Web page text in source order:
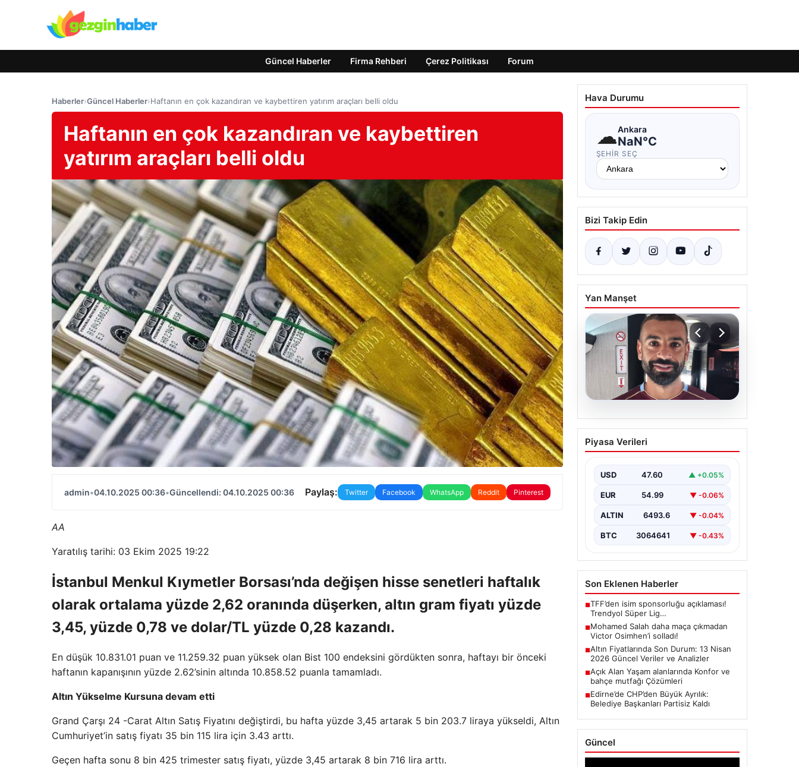
Güncel Haberler Firma Rehberi Çerez Politikası Forum
Haberler›Güncel Haberler›Haftanın en çok kazandıran ve kaybettiren yatırım araçları belli oldu
Haftanın en çok kazandıran ve kaybettiren
yatırım araçları belli oldu
admin•04.10.2025 00:36•Güncellendi: 04.10.2025 00:36 Paylaş: Twitter Facebook WhatsApp Reddit Pinterest
AA
Yaratılış tarihi: 03 Ekim 2025 19:22
İstanbul Menkul Kıymetler Borsası’nda değişen hisse senetleri haftalık
olarak ortalama yüzde 2,62 oranında düşerken, altın gram fiyatı yüzde
3,45, yüzde 0,78 ve dolar/TL yüzde 0,28 kazandı.
En düşük 10.831.01 puan ve 11.259.32 puan yüksek olan Bist 100 endeksini gördükten sonra, haftayı bir önceki
haftanın kapanışının yüzde 2.62’sinin altında 10.858.52 puanla tamamladı.
Altın Yükselme Kursuna devam etti
Grand Çarşı 24 -Carat Altın Satış Fiyatını değiştirdi, bu hafta yüzde 3,45 artarak 5 bin 203.7 liraya yükseldi, Altın
Cumhuriyet’in satış fiyatı 35 bin 115 lira için 3.43 arttı.
Geçen hafta sonu 8 bin 425 trimester satış fiyatı, yüzde 3,45 artarak 8 bin 716 lira arttı.
Hava Durumu
☁Ankara
NaN°C
ŞEHIR SEÇ
Bizi Takip Edin
Yan Manşet
05.08.2026
Mohamed Salah daha
maça çıkmadan Victor
Piyasa Verileri
USD 47.60 ▲ +0.05%
EUR 54.99 ▼ -0.06%
ALTIN 6493.6 ▼ -0.04%
BTC 3064641 ▼ -0.43%
Son Eklenen Haberler
■TFF’den isim sponsorluğu açıklaması!
Trendyol Süper Lig…
■Mohamed Salah daha maça çıkmadan
Victor Osimhen’i solladı!
■Altın Fiyatlarında Son Durum: 13 Nisan
2026 Güncel Veriler ve Analizler
■Açık Alan Yaşam alanlarında Konfor ve
bahçe mutfağı Çözümleri
■Edirne’de CHP’den Büyük Ayrılık:
Belediye Başkanları Partisiz Kaldı
Güncel